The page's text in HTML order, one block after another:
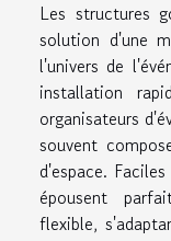
Les structures
solution d'une
l'univers de
installation
organisateurs
souvent
d'espace.
épousent
flexible,